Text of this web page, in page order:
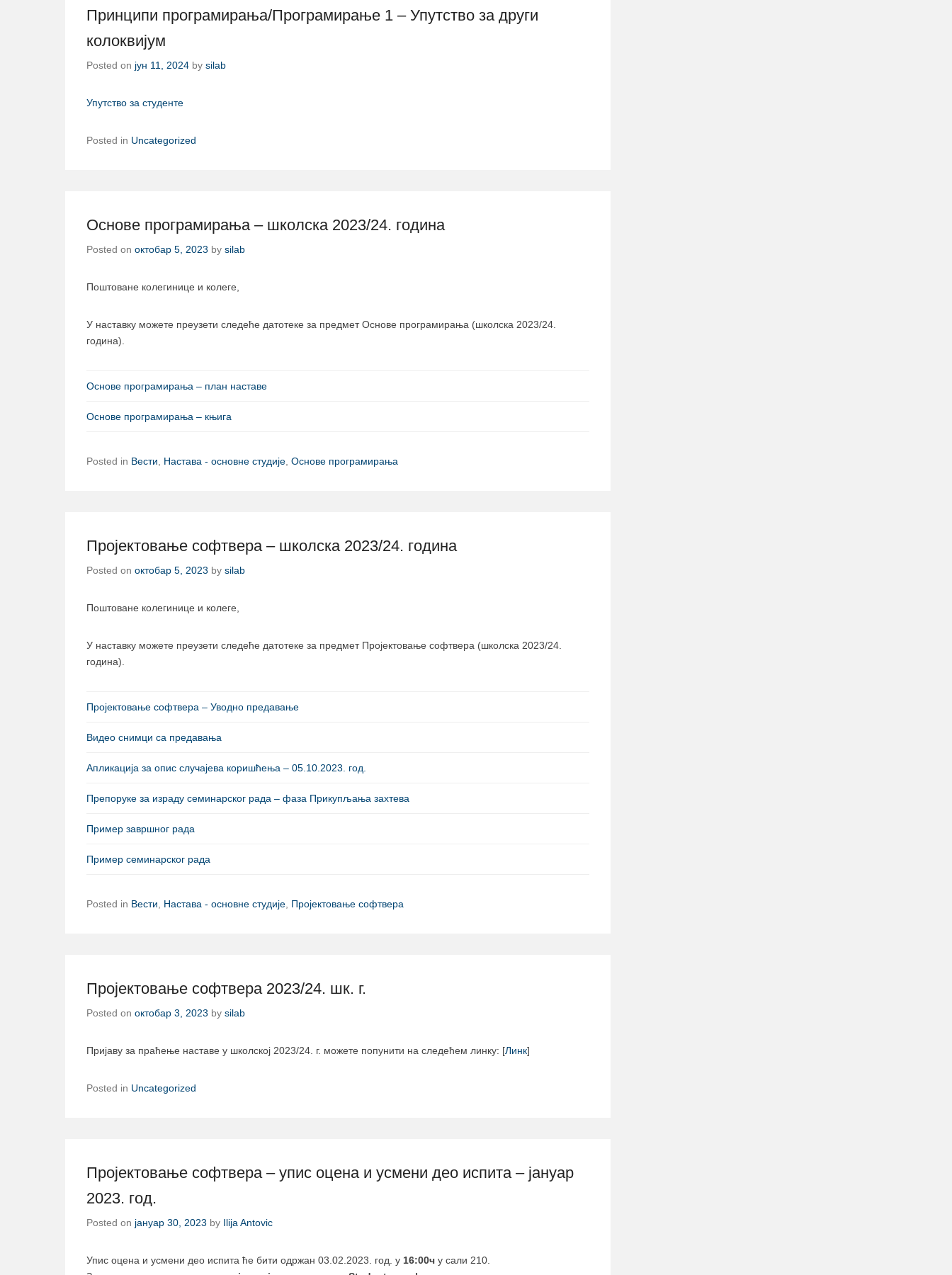
Принципи програмирања/Програмирање 1 – Упутство за други
колоквијум
Posted on јун 11, 2024 by silab
Упутство за студенте
Posted in Uncategorized
Основе програмирања – школска 2023/24. година
Posted on октобар 5, 2023 by silab
Поштоване колегинице и колеге,
У наставку можете преузети следеће датотеке за предмет Основе програмирања (школска 2023/24.
година).
Основе програмирања – план наставе
Основе програмирања – књига
Posted in Вести Настава - основне студије Основе програмирања
Пројектовање софтвера – школска 2023/24. година
Posted on октобар 5, 2023 by silab
Поштоване колегинице и колеге,
У наставку можете преузети следеће датотеке за предмет Пројектовање софтвера (школска 2023/24.
година).
Пројектовање софтвера – Уводно предавање
Видео снимци са предавања
Апликација за опис случајева коришћења – 05.10.2023. год.
Препоруке за израду семинарског рада – фаза Прикупљања захтева
Пример завршног рада
Пример семинарског рада
Posted in Вести Настава - основне студије Пројектовање софтвера
Пројектовање софтвера 2023/24. шк. г.
Posted on октобар 3, 2023 by silab
Пријаву за праћење наставе у школској 2023/24. г. можете попунити на следећем линку: [Линк]
Posted in Uncategorized
Пројектовање софтвера – упис оцена и усмени део испита – јануар
2023. год.
Posted on јануар 30, 2023 by Ilija Antovic
Упис оцена и усмени део испита ће бити одржан 03.02.2023. год. у 16:00ч у сали 210.